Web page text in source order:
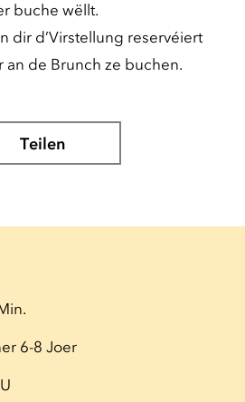
buche wëllt.
dir d’Virstellung reservéiert
an de Brunch ze buchen.
Teilen
6-8 Joer